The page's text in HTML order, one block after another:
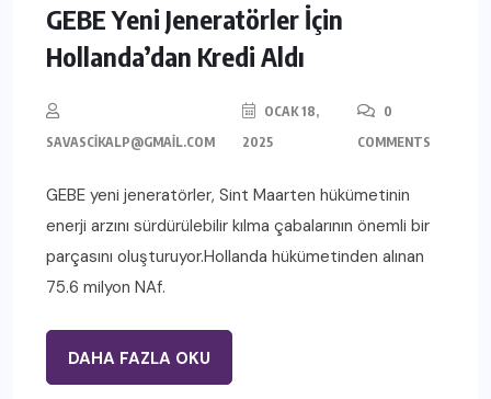
GEBE Yeni Jeneratörler İçin
Hollanda’dan Kredi Aldı
SAVASCIKALP@GMAIL.COM
OCAK 18,
2025
0
COMMENTS
GEBE yeni jeneratörler, Sint Maarten hükümetinin
enerji arzını sürdürülebilir kılma çabalarının önemli bir
parçasını oluşturuyor.Hollanda hükümetinden alınan
75.6 milyon NAf.
DAHA FAZLA OKU